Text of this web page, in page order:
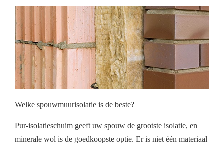
Welke spouwmuurisolatie is de beste?
Pur-isolatieschuim geeft uw spouw de grootste isolatie, en
minerale wol is de goedkoopste optie. Er is niet één materiaal